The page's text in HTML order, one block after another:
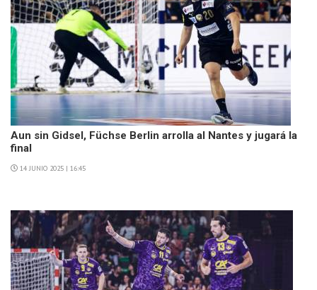
Aun sin Gidsel, Füchse Berlin arrolla al Nantes y jugará la
final
14 JUNIO 2025 | 16:45